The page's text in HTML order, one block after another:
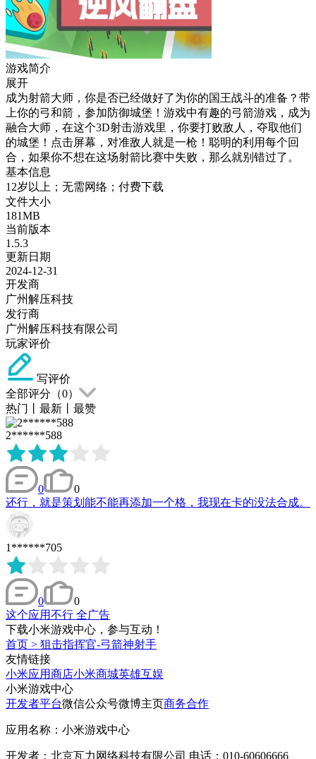
游戏简介
展开
成为射箭大师，你是否已经做好了为你的国王战斗的准备？带
上你的弓和箭，参加防御城堡！游戏中有趣的弓箭游戏，成为
融合大师，在这个3D射击游戏里，你要打败敌人，夺取他们
的城堡！点击屏幕，对准敌人就是一枪！聪明的利用每个回
合，如果你不想在这场射箭比赛中失败，那么就别错过了。
基本信息
12岁以上；无需网络；付费下载
文件大小
181MB
当前版本
1.5.3
更新日期
2024-12-31
开发商
广州解压科技
发行商
广州解压科技有限公司
玩家评价
写评价
全部评分（0）
热门
最新 最赞
2******588
0
0
还行，就是策划能不能再添加一个格，我现在卡的没法合成。
1******705
0
0
这个应用不行 全广告
下载小米游戏中心，参与互动！
首页 > 狙击指挥官-弓箭神射手
友情链接
小米应用商店小米商城英雄互娱
小米游戏中心
开发者平台微信公众号微博主页商务合作
应用名称：小米游戏中心
开发者：北京瓦力网络科技有限公司 电话：010-60606666